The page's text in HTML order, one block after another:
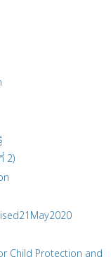
2)
Child Protection and